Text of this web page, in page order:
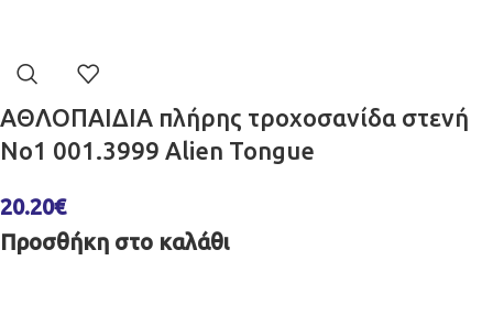
ΑΘΛΟΠΑΙΔΙΑ πλήρης τροχοσανίδα στενή
No1 001.3999 Alien Tongue
20.20€
Προσθήκη στο καλάθι